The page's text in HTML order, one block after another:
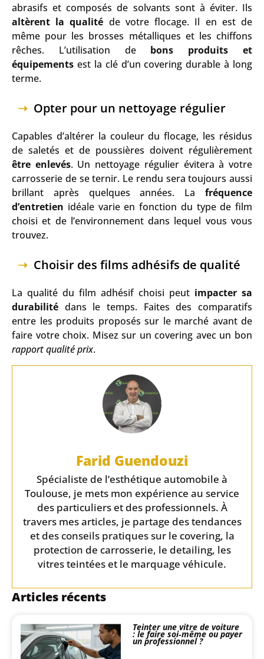
abrasifs et composés de solvants sont à éviter. Ils
altèrent la qualité de votre flocage. Il en est de
même pour les brosses métalliques et les chiffons
rêches. L’utilisation de bons produits et
équipements est la clé d’un covering durable à long
terme.
Opter pour un nettoyage régulier
Capables d’altérer la couleur du flocage, les résidus
de saletés et de poussières doivent régulièrement
être enlevés. Un nettoyage régulier évitera à votre
carrosserie de se ternir. Le rendu sera toujours aussi
brillant après quelques années. La fréquence
d’entretien idéale varie en fonction du type de film
choisi et de l’environnement dans lequel vous vous
trouvez.
Choisir des films adhésifs de qualité
La qualité du film adhésif choisi peut impacter sa
durabilité dans le temps. Faites des comparatifs
entre les produits proposés sur le marché avant de
faire votre choix. Misez sur un covering avec un bon
rapport qualité prix.
Farid Guendouzi
Spécialiste de l’esthétique automobile à
Toulouse, je mets mon expérience au service
des particuliers et des professionnels. À
travers mes articles, je partage des tendances
et des conseils pratiques sur le covering, la
protection de carrosserie, le detailing, les
vitres teintées et le marquage véhicule.
Articles récents
Teinter une vitre de voiture
: le faire soi‑même ou payer
un professionnel ?